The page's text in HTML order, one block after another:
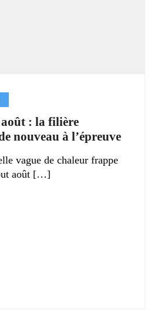
: la filière
nouveau à l’épreuve
vague de chaleur frappe
août